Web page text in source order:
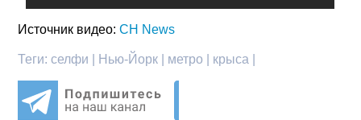
Источник видео:CH News
Теги:селфи | Нью-Йорк | метро | крыса |